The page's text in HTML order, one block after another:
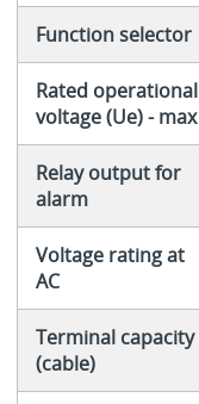
Function selector
Rated operational
voltage (Ue) - max
Relay output for
alarm
Voltage rating at
AC
Terminal capacity
(cable)